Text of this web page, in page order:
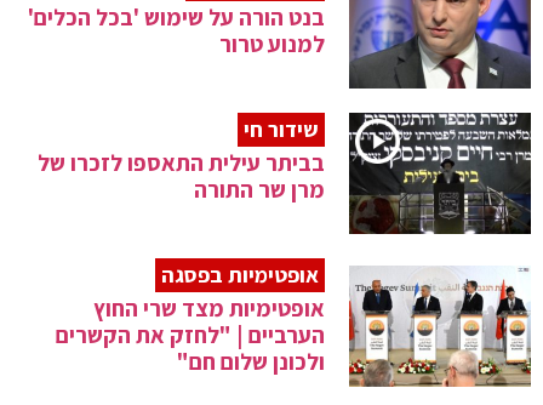
בנט הורה על שימוש 'בכל הכלים'
למנוע טרור
שידור חי
בביתר עילית התאספו לזכרו של
מרן שר התורה
אופטימיות בפסגה
אופטימיות מצד שרי החוץ
הערביים | "לחזק את הקשרים
ולכונן שלום חם"